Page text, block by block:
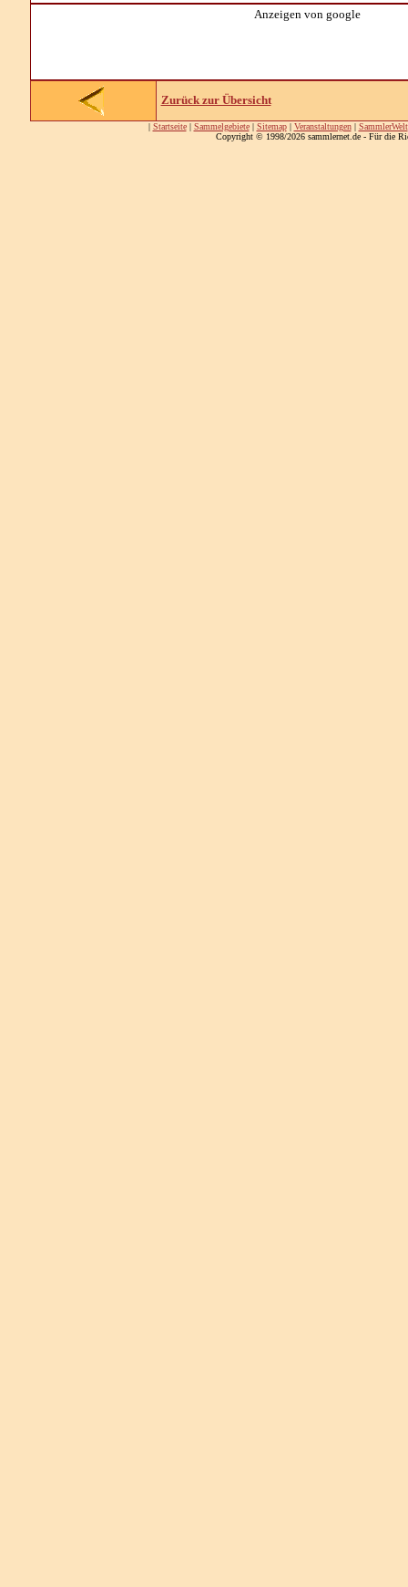
Anzeigen von google
Zurück zur Übersicht
| Startseite| Sammelgebiete| Sitemap| Veranstaltungen| SammlerWelt
Copyright © 1998/2026 sammlernet.de - Für die